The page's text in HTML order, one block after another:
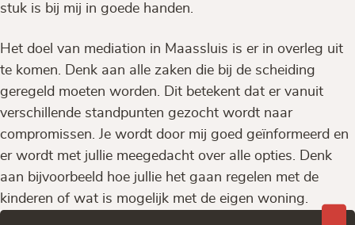
stuk is bij mij in goede handen.
Het doel van mediation in Maassluis is er in overleg uit
te komen. Denk aan alle zaken die bij de scheiding
geregeld moeten worden. Dit betekent dat er vanuit
verschillende standpunten gezocht wordt naar
compromissen. Je wordt door mij goed geïnformeerd en
er wordt met jullie meegedacht over alle opties. Denk
aan bijvoorbeeld hoe jullie het gaan regelen met de
kinderen of wat is mogelijk met de eigen woning.